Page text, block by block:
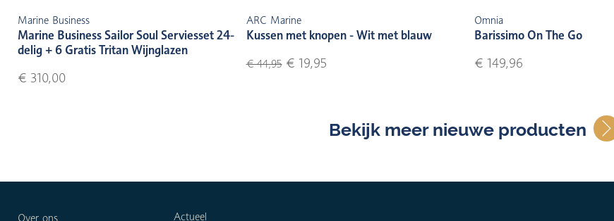
Marine Business
Marine Business Sailor Soul Serviesset 24-
delig + 6 Gratis Tritan Wijnglazen
€ 310,00
ARC Marine
Kussen met knopen - Wit met blauw
€ 44,95€ 19,95
Omnia
Barissimo On The Go
€ 149,96
Bekijk meer nieuwe producten
Over ons Actueel